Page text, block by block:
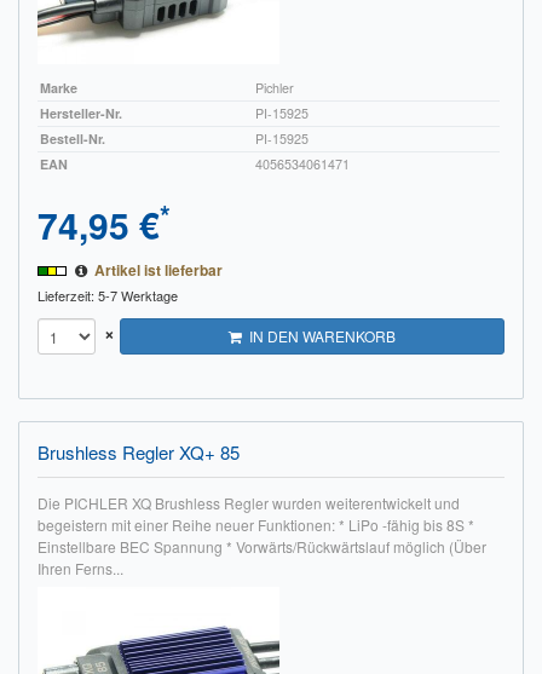
Marke
Pichler
Hersteller-Nr.
PI-15925
Bestell-Nr.
PI-15925
EAN
4056534061471
74,95 €*
Artikel ist lieferbar
Lieferzeit: 5-7 Werktage
× IN DEN WARENKORB
Brushless Regler XQ+ 85
Die PICHLER XQ Brushless Regler wurden weiterentwickelt und
begeistern mit einer Reihe neuer Funktionen: * LiPo -fähig bis 8S *
Einstellbare BEC Spannung * Vorwärts/Rückwärtslauf möglich (Über
Ihren Ferns...